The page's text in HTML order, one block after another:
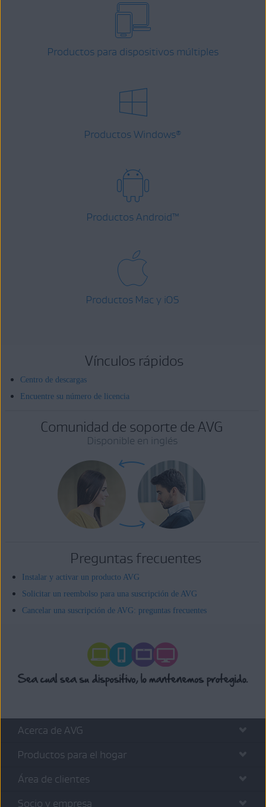
Productos para dispositivos múltiples
Productos Windows®
Productos Android™
Productos Mac y iOS
Vínculos rápidos
Centro de descargas
Encuentre su número de licencia
Comunidad de soporte de AVG
Disponible en inglés
Preguntas frecuentes
Instalar y activar un producto AVG
Solicitar un reembolso para una suscripción de AVG
Cancelar una suscripción de AVG: preguntas frecuentes
Acerca de AVG
Productos para el hogar
Área de clientes
Socio y empresa